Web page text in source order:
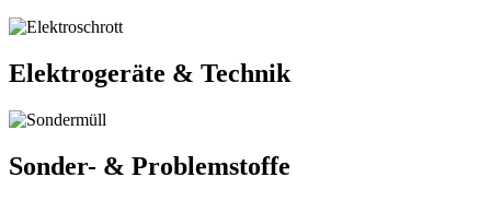
Elektrogeräte & Technik
Sonder- & Problemstoffe